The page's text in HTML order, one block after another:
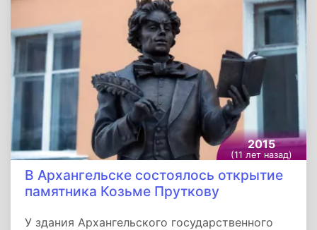
столетия и всенародно признанной
творческой личностью. Бюст В. С. Высоцкого
находится по улице Бабушкина, около
одноименного дома творчества в Краснодаре.
2015
(11 лет назад)
В Архангельске состоялось открытие
памятника Козьме Пруткову
У здания Архангельского государственного